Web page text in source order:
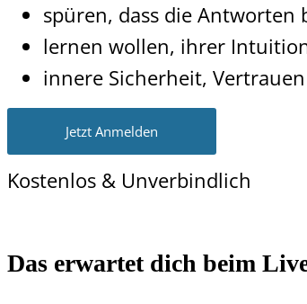
spüren, dass die Antworten
lernen wollen, ihrer
innere Sicherheit,
Jetzt Anmelden
Kostenlos & Unverbindlich
Das erwartet dich beim